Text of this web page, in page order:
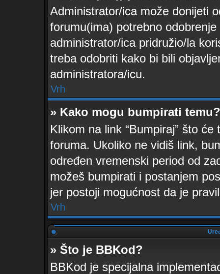
Administrator/ica može donijeti
forumu(ima) potrebno
administrator/ica pridružio/la
treba odobriti kako bi bili
administratora/icu.
Vrh
» Kako mogu bumpirati temu?
Klikom na link “Bumpiraj” što
foruma. Ukoliko ne vidiš link,
određen vremenski period od
možeš bumpirati i postanjem
jer postoji mogućnost da je
Vrh
» Što je BBKod?
BBKod je specijalna